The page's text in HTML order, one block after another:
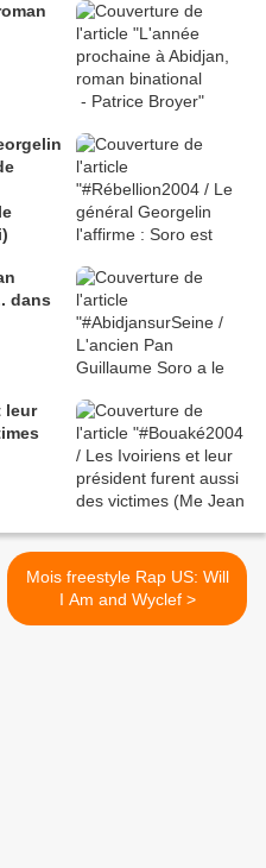
dans
leur
Mois freestyle Rap US: Will
I Am and Wyclef >